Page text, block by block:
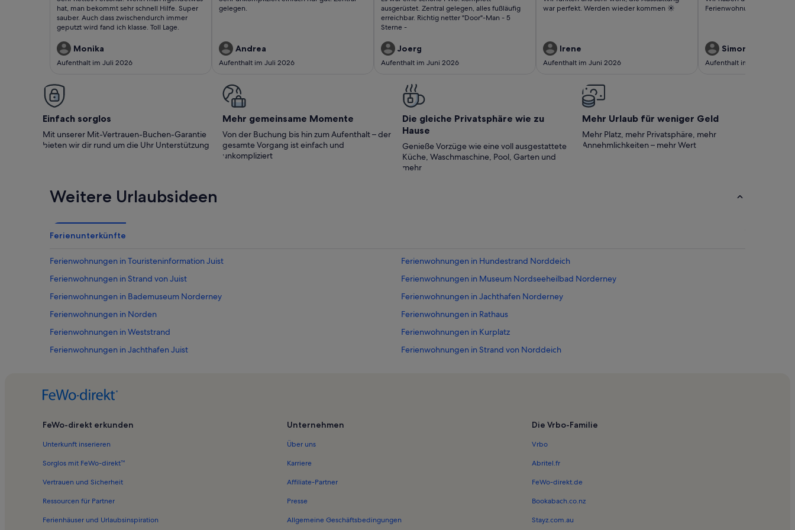
schnell Hilfe. Super
sauber. Auc..
bewertungen)
hat, man bekommt sehr schnell Hilfe. Super
sauber. Auch dass zwischendurch immer
geputzt wird fand ich klasse. Toll Lage.
Monika
Aufenthalt im Juli 2026
bewertungen)
gelegen.
Andrea
Aufenthalt im Juli 2026
alles fußläufig
erreichbar. Richtig..
bewertungen)
ausgerüstet. Zentral gelegen, alles fußläufig
erreichbar. Richtig netter "Door"-Man - 5
Sterne -
Joerg
Aufenthalt im Juni 2026
wieder kommen ☀️
bewertungen)
war perfekt. Werden wieder kommen ☀️
Irene
Aufenthalt im Juni 2026
bewertungen)
Ferienwohnung gefühlt.
Simone
Aufenthalt im Juni 2026
Einfach sorglos
Mit unserer Mit-Vertrauen-Buchen-Garantie
bieten wir dir rund um die Uhr Unterstützung
Mehr gemeinsame Momente
Von der Buchung bis hin zum Aufenthalt – der
gesamte Vorgang ist einfach und
unkompliziert
Die gleiche Privatsphäre wie zu
Hause
Genieße Vorzüge wie eine voll ausgestattete
Küche, Waschmaschine, Pool, Garten und
mehr
Mehr Urlaub für weniger Geld
Mehr Platz, mehr Privatsphäre, mehr
Annehmlichkeiten – mehr Wert
Weitere Urlaubsideen
Ferienunterkünfte
Ferienwohnungen in Touristeninformation Juist
Ferienwohnungen in Hundestrand Norddeich
Ferienwohnungen in Strand von Juist
Ferienwohnungen in Museum Nordseeheilbad Norderney
Ferienwohnungen in Bademuseum Norderney
Ferienwohnungen in Jachthafen Norderney
Ferienwohnungen in Norden
Ferienwohnungen in Rathaus
Ferienwohnungen in Weststrand
Ferienwohnungen in Kurplatz
Ferienwohnungen in Jachthafen Juist
Ferienwohnungen in Strand von Norddeich
Ferienwohnungen in Museum Nordseeheilbad Norderney
Ferienwohnungen in Norderney
Ferienwohnungen in Nordseeinsel Memmert
Ferienunterkünfte für Familien in Norden
FeWo-direkt erkunden
Unterkunft inserieren
Sorglos mit FeWo-direkt™
Vertrauen und Sicherheit
Ressourcen für Partner
Ferienhäuser und Urlaubsinspiration
Unternehmen
Über uns
Karriere
Affiliate-Partner
Presse
Allgemeine Geschäftsbedingungen
Die Vrbo-Familie
Vrbo
Abritel.fr
FeWo-direkt.de
Bookabach.co.nz
Stayz.com.au